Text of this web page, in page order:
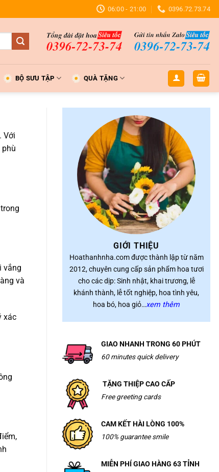
06:00 - 21:00 0396.72.73.74
BỘ SƯU TẬP QUÀ TẶNG
Với
vắng
và
xác
GIỚI THIỆU
Hoathanhnha.com được thành lập từ năm
2012, chuyên cung cấp sản phẩm hoa tươi
cho các dịp: Sinh nhật, khai trương, lễ
khánh thành, lễ tốt nghiệp, hoa tình yêu,
hoa bó, hoa giỏ…xem thêm
GIAO NHANH TRONG 60 PHÚT
60 minutes quick delivery
TẶNG THIỆP CAO CẤP
Free greeting cards
CAM KẾT HÀI LÒNG 100%
100% guarantee smile
MIỄN PHÍ GIAO HÀNG 63 TỈNH